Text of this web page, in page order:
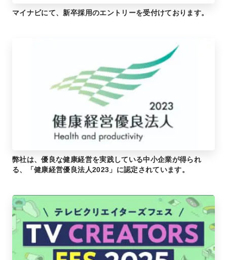
マイナビにて、新卒採用のエントリーを受付けております。
弊社は、優良な健康経営を実践している中小企業が得られ
る、「健康経営優良法人2023」に認定されています。